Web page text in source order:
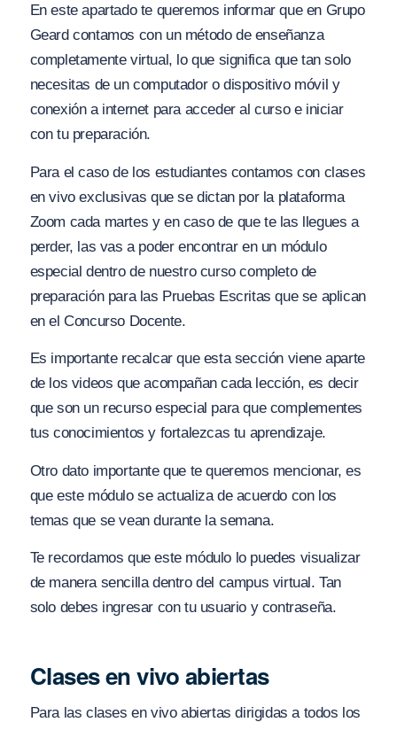
En este apartado te queremos informar que en Grupo
Geard contamos con un método de enseñanza
completamente virtual, lo que significa que tan solo
necesitas de un computador o dispositivo móvil y
conexión a internet para acceder al curso e iniciar
con tu preparación.
Para el caso de los estudiantes contamos con clases
en vivo exclusivas que se dictan por la plataforma
Zoom cada martes y en caso de que te las llegues a
perder, las vas a poder encontrar en un módulo
especial dentro de nuestro curso completo de
preparación para las Pruebas Escritas que se aplican
en el Concurso Docente.
Es importante recalcar que esta sección viene aparte
de los videos que acompañan cada lección, es decir
que son un recurso especial para que complementes
tus conocimientos y fortalezcas tu aprendizaje.
Otro dato importante que te queremos mencionar, es
que este módulo se actualiza de acuerdo con los
temas que se vean durante la semana.
Te recordamos que este módulo lo puedes visualizar
de manera sencilla dentro del campus virtual. Tan
solo debes ingresar con tu usuario y contraseña.
Clases en vivo abiertas
Para las clases en vivo abiertas dirigidas a todos los